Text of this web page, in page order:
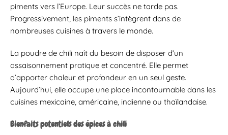
piments vers l’Europe. Leur succès ne tarde pas.
Progressivement, les piments s’intègrent dans de
nombreuses cuisines à travers le monde.
La poudre de chili naît du besoin de disposer d’un
assaisonnement pratique et concentré. Elle permet
d’apporter chaleur et profondeur en un seul geste.
Aujourd’hui, elle occupe une place incontournable dans les
cuisines mexicaine, américaine, indienne ou thaïlandaise.
Bienfaits potentiels des épices à chili